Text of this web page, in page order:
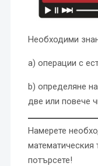
Необходими
a) операции с
b) определяне
две или повече
Намерете
математическия
потърсете!